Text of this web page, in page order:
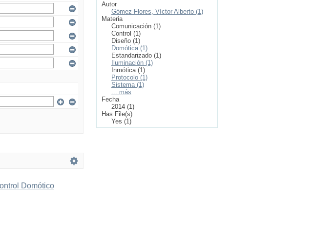
Domótico
Autor
Gómez Flores, Víctor Alberto (1)
Materia
Comunicación (1)
Control (1)
Diseño (1)
Domótica (1)
Estandarizado (1)
Iluminación (1)
Inmótica (1)
Protocolo (1)
Sistema (1)
... más
Fecha
2014 (1)
Has File(s)
Yes (1)